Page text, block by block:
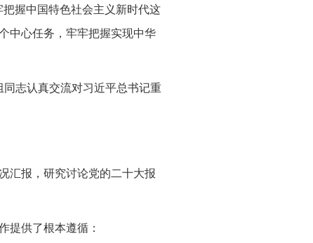
握中国特色社会主义新时代这
中心任务，牢牢把握实现中华
志认真交流对习近平总书记重
汇报，研究讨论党的二十大报
提供了根本遵循：